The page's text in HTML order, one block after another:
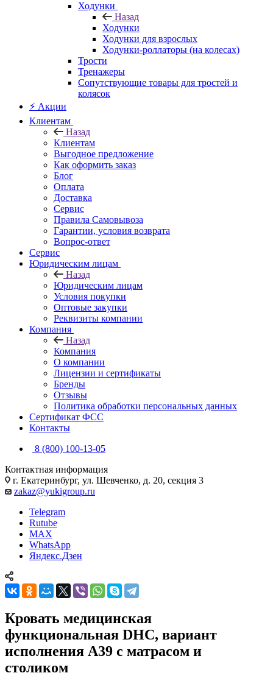
Ходунки
Назад
Ходунки
Ходунки для взрослых
Ходунки-роллаторы (на колесах)
Трости
Тренажеры
Сопутствующие товары для тростей и
колясок
⚡ Акции
Клиентам
Назад
Клиентам
Выгодное предложение
Как оформить заказ
Блог
Оплата
Доставка
Сервис
Правила Самовывоза
Гарантии, условия возврата
Вопрос-ответ
Сервис
Юридическим лицам
Назад
Юридическим лицам
Условия покупки
Оптовые закупки
Реквизиты компании
Компания
Назад
Компания
О компании
Лицензии и сертификаты
Бренды
Отзывы
Политика обработки персональных данных
Сертификат ФСС
Контакты
8 (800) 100-13-05
Контактная информация
г. Екатеринбург, ул. Шевченко, д. 20, секция 3
zakaz@yukigroup.ru
Telegram
Rutube
MAX
WhatsApp
Яндекс.Дзен
Кровать медицинская
функциональная DHC, вариант
исполнения А39 с матрасом и
столиком